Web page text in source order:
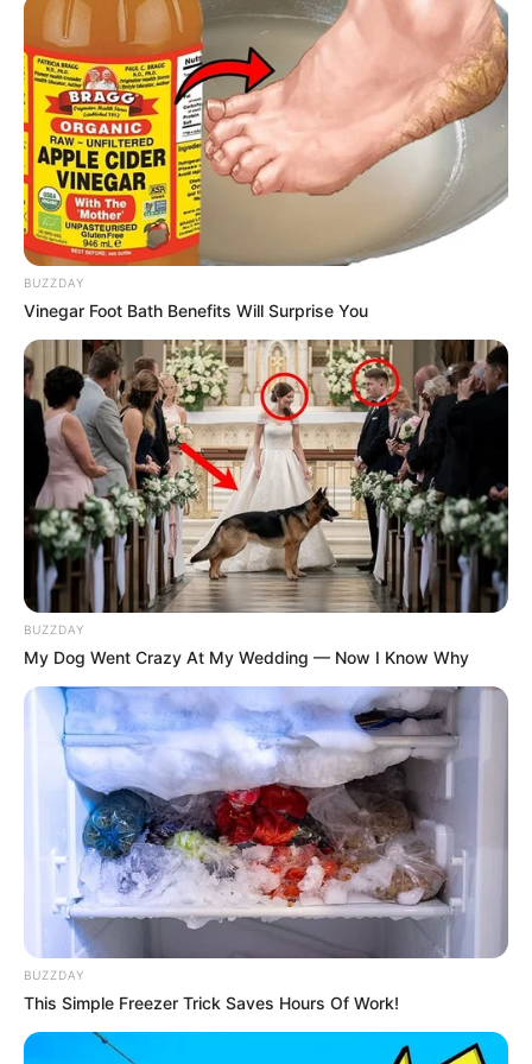
ആക്രമിച്ച കേസിൽ സിപിഎമ്മിന്റെ സ്ഥിരം
ക്രിമിനലുകലാണ് അറസ്റ്റിലായത്.
സഖാക്കൾക്കെതിരെ കേസെടുക്കാൻ പൊലീസിന്
ധൈര്യമില്ല. മുതിർന്ന നേതാക്കളുടെ കാവലിലാണ്
തിരുവനന്തപുരത്തെ അക്രമങ്ങൾ നടന്നത്.
അന്വേഷണം തടസപ്പെടുത്താൻ സിപിഎം നടത്തിയ
ശ്രമങ്ങളിൽ മാപ്പ് പറയണമെന്നും വി മുരളീധരൻ
ആവശ്യപ്പെട്ടു.
ഇ.ഡി അന്വേഷണത്തിനെതിരെ സിഎംആർഎൽ
സമർപ്പിച്ച അപ്പീൽ ഹൈക്കോടതി ഡിവിഷൻ
ബെഞ്ച് തള്ളിയിരുന്നു. സുപ്രീം കോടതി അപ്പീൽ
പോകാൻ ഉത്തരവ് രണ്ടാഴ്ചത്തേക്ക്
BUZZDAY
Vinegar Foot Bath Benefits Will Surprise You
BUZZDAY
My Dog Went Crazy At My Wedding — Now I Know Why
BUZZDAY
This Simple Freezer Trick Saves Hours Of Work!